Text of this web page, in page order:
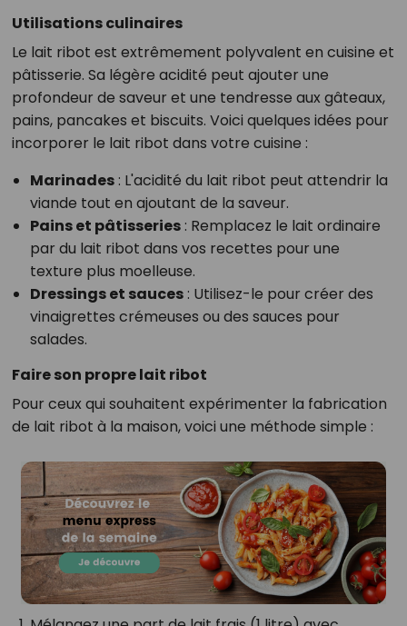
Utilisations culinaires
Le lait ribot est extrêmement polyvalent en cuisine et
pâtisserie. Sa légère acidité peut ajouter une
profondeur de saveur et une tendresse aux gâteaux,
pains, pancakes et biscuits. Voici quelques idées pour
incorporer le lait ribot dans votre cuisine :
Marinades: L'acidité du lait ribot peut attendrir la
viande tout en ajoutant de la saveur.
Pains et pâtisseries: Remplacez le lait ordinaire
par du lait ribot dans vos recettes pour une
texture plus moelleuse.
Dressings et sauces: Utilisez-le pour créer des
vinaigrettes crémeuses ou des sauces pour
salades.
Faire son propre lait ribot
Pour ceux qui souhaitent expérimenter la fabrication
de lait ribot à la maison, voici une méthode simple :